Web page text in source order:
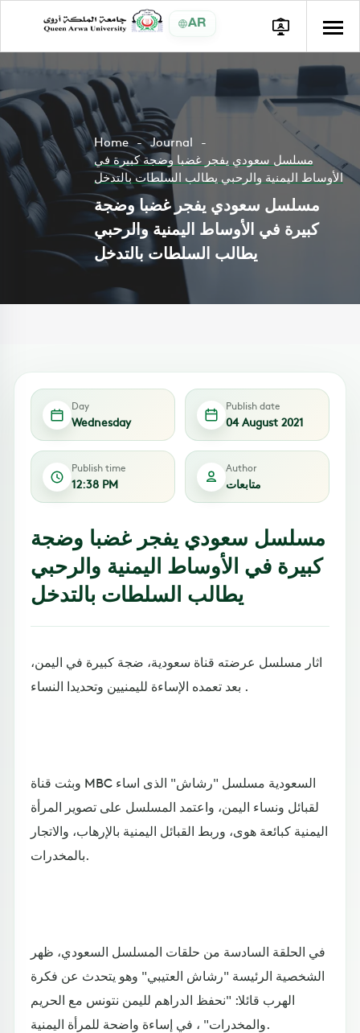
AR
Home
Journal
مسلسل سعودي يفجر غضبا وضجة كبيرة في
الأوساط اليمنية والرحبي يطالب السلطات بالتدخل
مسلسل سعودي يفجر غضبا وضجة
كبيرة في الأوساط اليمنية والرحبي
يطالب السلطات بالتدخل
Day
Wednesday
Publish date
04 August 2021
Publish time
12:38 PM
Author
متابعات
مسلسل سعودي يفجر غضبا وضجة
كبيرة في الأوساط اليمنية والرحبي
يطالب السلطات بالتدخل
اثار مسلسل عرضته قناة سعودية، ضجة كبيرة في اليمن،
بعد تعمده الإساءة لليمنيين وتحديدا النساء .
وبثت قناة MBC السعودية مسلسل "رشاش" الذى اساء
لقبائل ونساء اليمن، واعتمد المسلسل على تصوير المرأة
اليمنية كبائعة هوى، وربط القبائل اليمنية بالإرهاب، والاتجار
بالمخدرات.
في الحلقة السادسة من حلقات المسلسل السعودي، ظهر
الشخصية الرئيسة "رشاش العتيبي" وهو يتحدث عن فكرة
الهرب قائلا: "نحفظ الدراهم لليمن نتونس مع الحريم
والمخدرات" ، في إساءة واضحة للمرأة اليمنية.